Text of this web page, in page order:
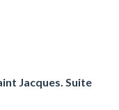
Jacques. Suite